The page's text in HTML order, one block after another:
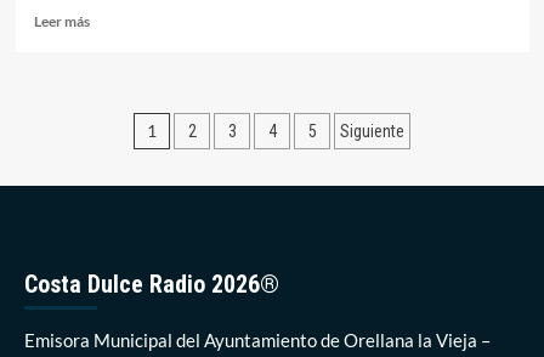
Leer másLeer
el
próximo
Paginación
1 2 3 4 5 Siguiente
Costa Dulce Radio 2026®
Emisora Municipal del Ayuntamiento de Orellana la Vieja –